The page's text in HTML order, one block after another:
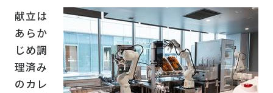
献立は
あらか
じめ調
理済み
のカレ